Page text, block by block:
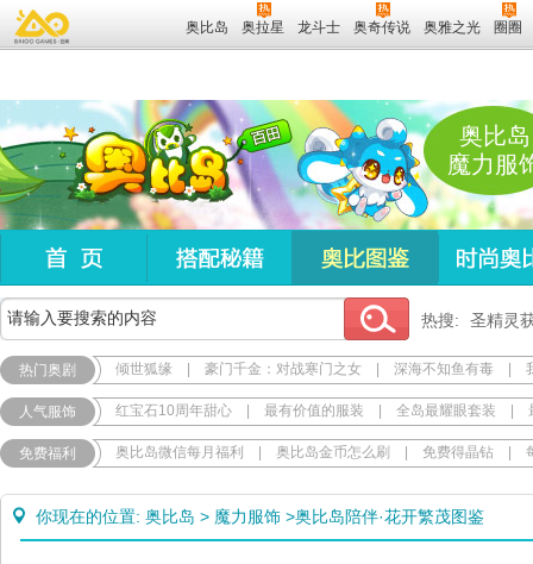
奥比岛 奥拉星 龙斗士 奥奇传说 奥雅之光 圈圈
奥比岛
魔力服
热搜: 圣精灵
热门奥剧 倾世狐缘 豪门千金：对战寒门之女 深海不知鱼有毒
人气服饰 红宝石10周年甜心 最有价值的服装 全岛最耀眼套装
免费福利 奥比岛微信每月福利 奥比岛金币怎么刷 免费得晶钻
你现在的位置: 奥比岛 > 魔力服饰 >奥比岛陪伴·花开繁茂图鉴